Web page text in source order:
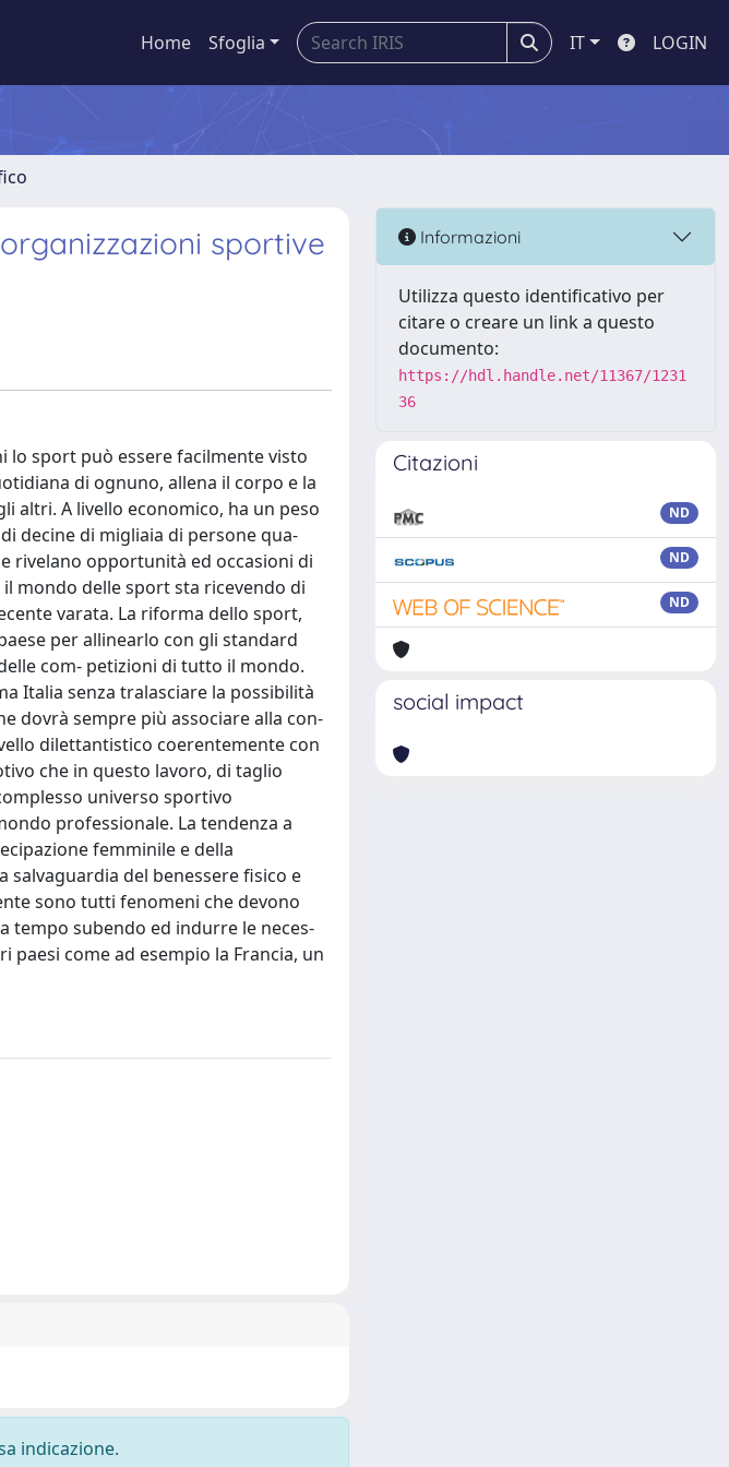
Home Sfoglia IT LOGIN
sportive
lo sport può essere facilmente visto
di ognuno, allena il corpo e la
altri. A livello economico, ha un peso
decine di migliaia di persone qua-
rivelano opportunità ed occasioni di
mondo delle sport sta ricevendo di
varata. La riforma dello sport,
per allinearlo con gli standard
com- petizioni di tutto il mondo.
Italia senza tralasciare la possibilità
dovrà sempre più associare alla con-
dilettantistico coerentemente con
che in questo lavoro, di taglio
universo sportivo
professionale. La tendenza a
femminile e della
salvaguardia del benessere fisico e
sono tutti fenomeni che devono
tempo subendo ed indurre le neces-
paesi come ad esempio la Francia, un
indicazione.
Informazioni
Utilizza questo identificativo per
citare o creare un link a questo
documento:
https://hdl.handle.net/11367/1231
36
Citazioni
ND
ND
ND
social impact